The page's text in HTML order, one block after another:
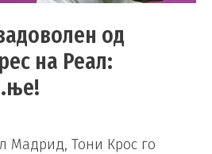
од
на Реал:
Мадрид, Тони Крос го